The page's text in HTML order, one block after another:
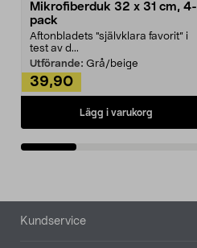
Mikrofiberduk 32 x 31 cm, 4-
pack
Aftonbladets "självklara favorit” i
test av d...
Utförande: Grå/beige
39,90
Lägg i varukorg
Sidfot
Kundservice